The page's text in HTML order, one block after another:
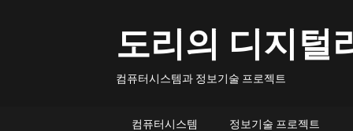
도리의 디지털
컴퓨터시스템과 정보기술 프로젝트
컴퓨터시스템 정보기술 프로젝트